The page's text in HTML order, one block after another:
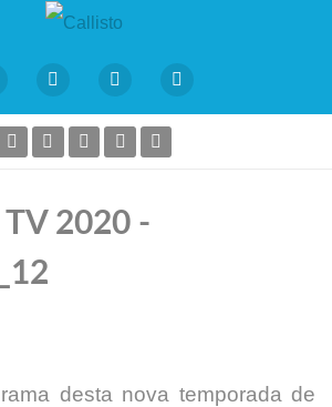
2020 -
desta nova temporada de